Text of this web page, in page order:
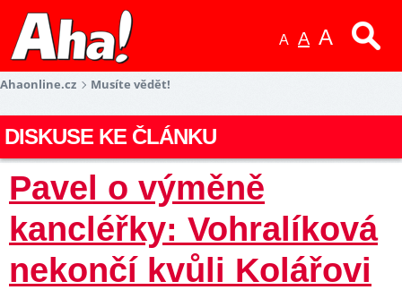
A A A
Ahaonline.cz Musíte vědět!
DISKUSE KE ČLÁNKU
Pavel o výměně
kancléřky: Vohralíková
nekončí kvůli Kolářovi